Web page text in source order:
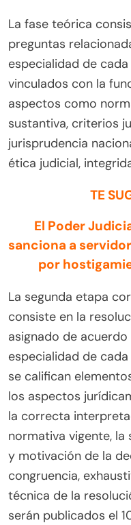
La fase teórica
preguntas
especialidad de
vinculados con la
aspectos como
sustantiva, criterios
jurisprudencia
ética judicial,
TE
El Poder
sanciona a
por
La segunda etapa
consiste en la
asignado de
especialidad de
se califican
los aspectos
la correcta
normativa vigente,
y motivación de la
congruencia,
técnica de la
serán publicados el